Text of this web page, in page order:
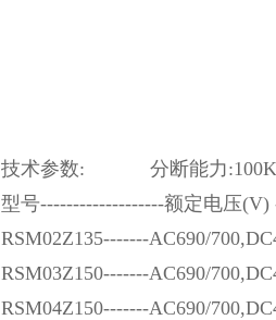
技术参数: 分断能力:100KA
型号-------------------额定电压(V)
RSM02Z135-------AC690/
RSM03Z150-------AC690/
RSM04Z150-------AC690/